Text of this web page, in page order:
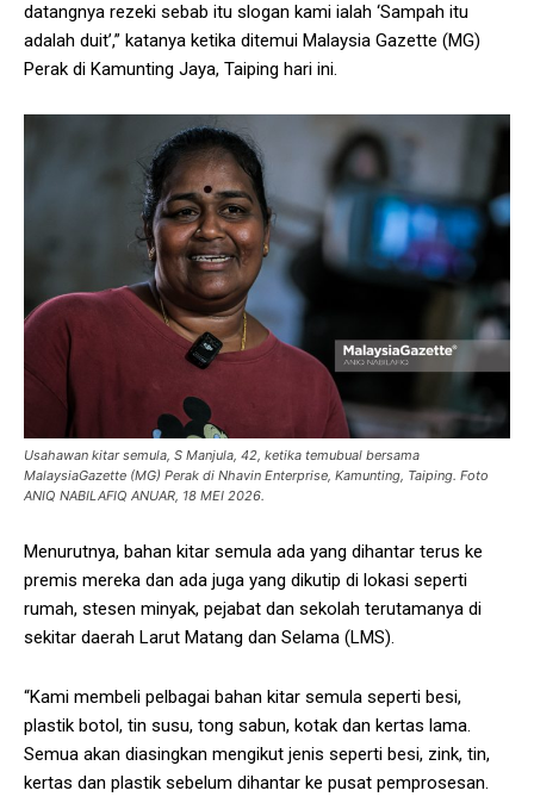
datangnya rezeki sebab itu slogan kami ialah ‘Sampah itu
adalah duit’,” katanya ketika ditemui Malaysia Gazette (MG)
Perak di Kamunting Jaya, Taiping hari ini.
Usahawan kitar semula, S Manjula, 42, ketika temubual bersama
MalaysiaGazette (MG) Perak di Nhavin Enterprise, Kamunting, Taiping. Foto
ANIQ NABILAFIQ ANUAR, 18 MEI 2026.
Menurutnya, bahan kitar semula ada yang dihantar terus ke
premis mereka dan ada juga yang dikutip di lokasi seperti
rumah, stesen minyak, pejabat dan sekolah terutamanya di
sekitar daerah Larut Matang dan Selama (LMS).
“Kami membeli pelbagai bahan kitar semula seperti besi,
plastik botol, tin susu, tong sabun, kotak dan kertas lama.
Semua akan diasingkan mengikut jenis seperti besi, zink, tin,
kertas dan plastik sebelum dihantar ke pusat pemprosesan.